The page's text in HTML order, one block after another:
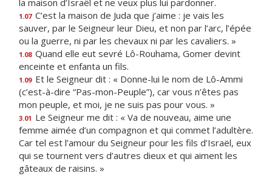
la maison d’Israël et ne veux plus lui pardonner.
1.07 C’est la maison de Juda que j’aime : je vais les
sauver, par le Seigneur leur Dieu, et non par l’arc, l’épée
ou la guerre, ni par les chevaux ni par les cavaliers. »
1.08 Quand elle eut sevré Lô-Rouhama, Gomer devint
enceinte et enfanta un fils.
1.09 Et le Seigneur dit : « Donne-lui le nom de Lô-Ammi
(c’est-à-dire “Pas-mon-Peuple”), car vous n’êtes pas
mon peuple, et moi, je ne suis pas pour vous. »
3.01 Le Seigneur me dit : « Va de nouveau, aime une
femme aimée d’un compagnon et qui commet l’adultère.
Car tel est l’amour du Seigneur pour les fils d’Israël, eux
qui se tournent vers d’autres dieux et qui aiment les
gâteaux de raisins. »